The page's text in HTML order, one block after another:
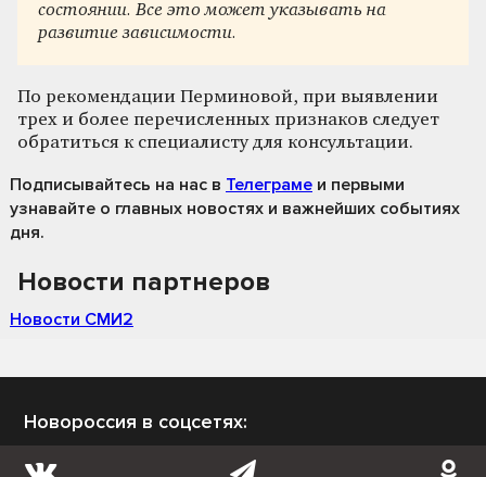
состоянии. Все это может указывать на
развитие зависимости.
По рекомендации Перминовой, при выявлении
трех и более перечисленных признаков следует
обратиться к специалисту для консультации.
Подписывайтесь на нас в Телеграме и первыми
узнавайте о главных новостях и важнейших событиях
дня.
Новости партнеров
Новости СМИ2
Новороссия в соцсетях: